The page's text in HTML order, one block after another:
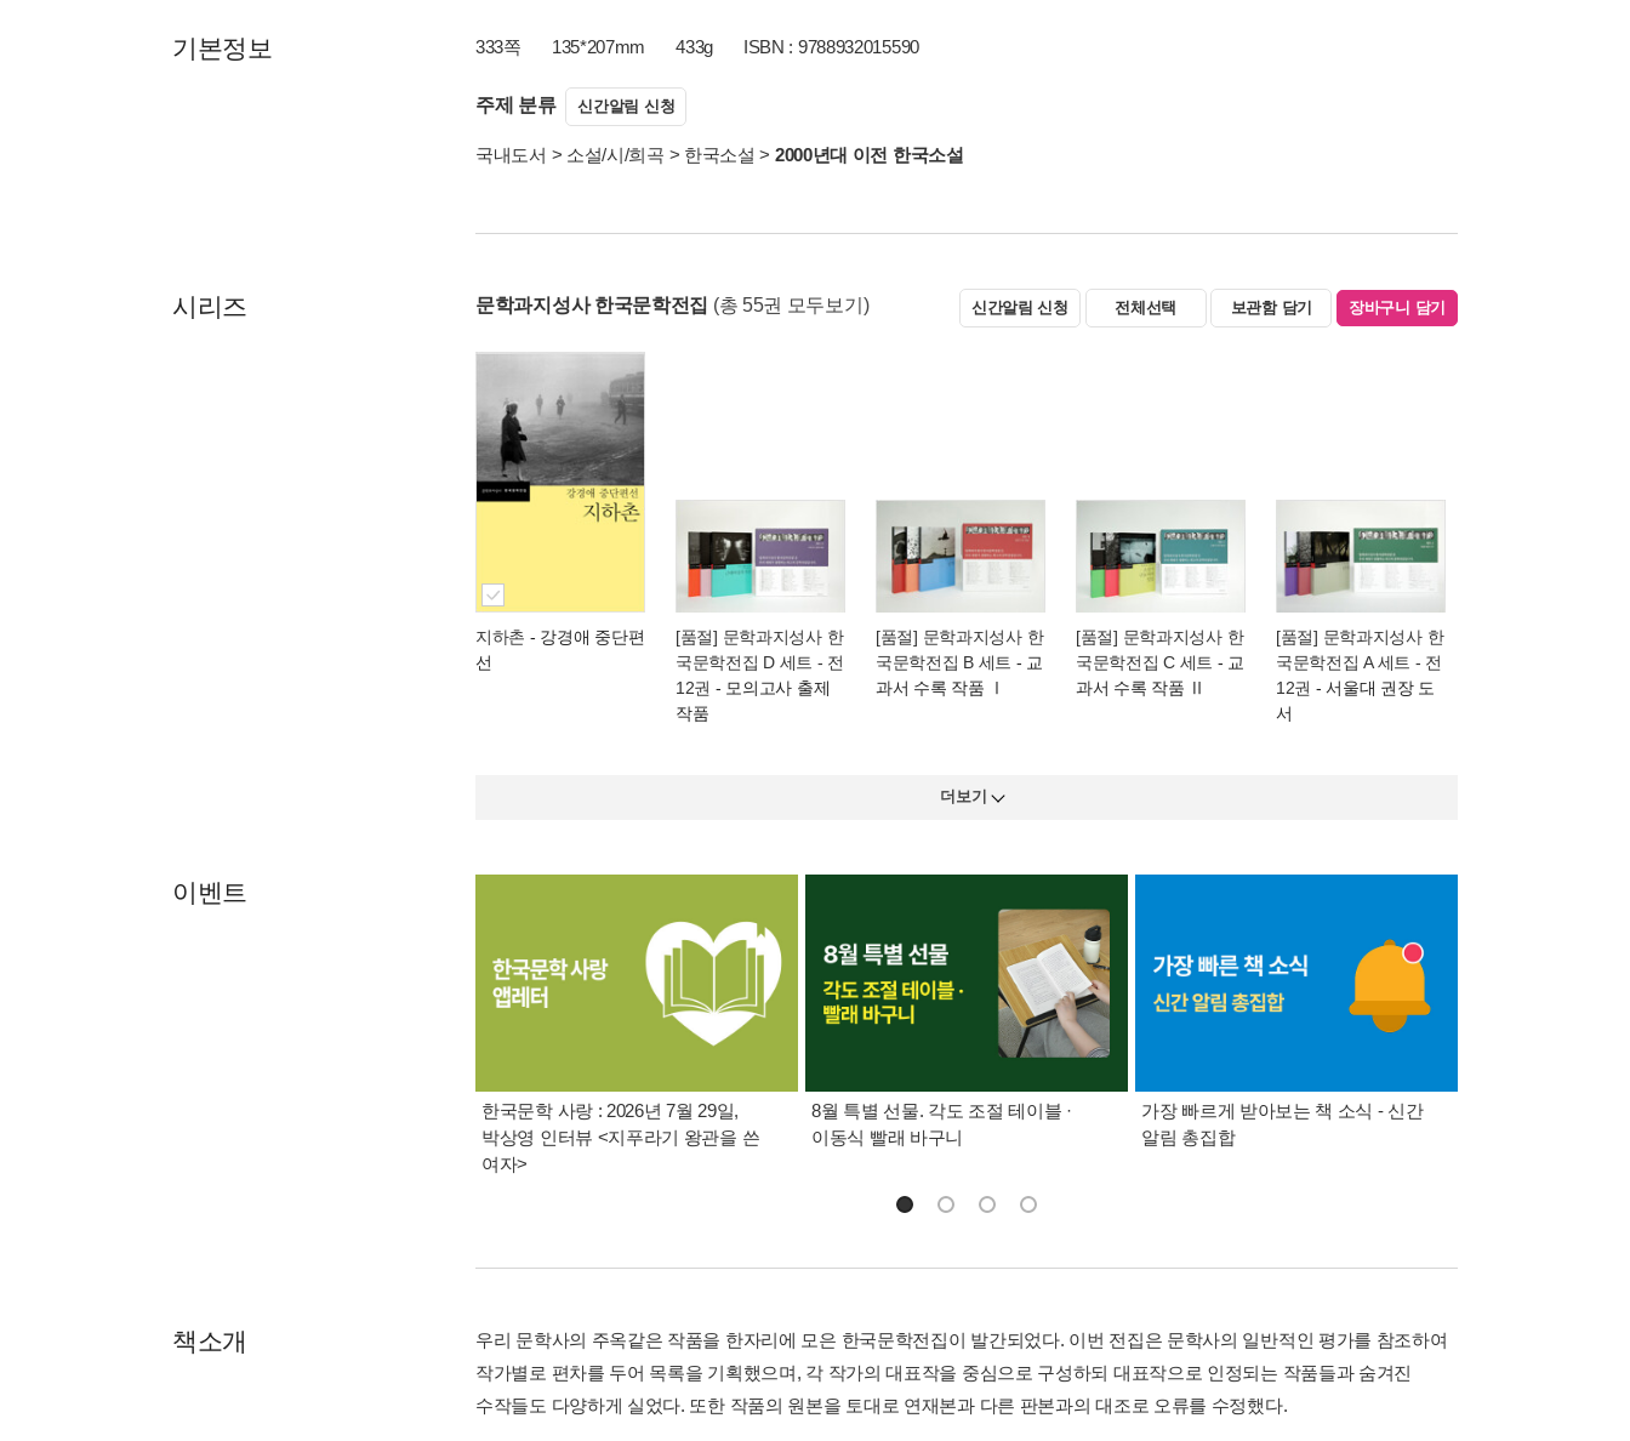
기본정보 333쪽 135*207mm 433g ISBN : 9788932015590
주제 분류 신간알림 신청
국내도서 > 소설/시/희곡 > 한국소설 > 2000년대 이전 한국소설
시리즈 문학과지성사 한국문학전집 (총 55권 모두보기) 신간알림 신청 전체선택 보관함 담기 장바구니 담기
지하촌 - 강경애 중단편
선
[품절] 문학과지성사 한
국문학전집 D 세트 - 전
12권 - 모의고사 출제
작품
[품절] 문학과지성사 한
국문학전집 B 세트 - 교
과서 수록 작품 Ⅰ
[품절] 문학과지성사 한
국문학전집 C 세트 - 교
과서 수록 작품 Ⅱ
[품절] 문학과지성사 한
국문학전집 A 세트 - 전
12권 - 서울대 권장 도
서
더보기
이벤트
한국문학 사랑 : 2026년 7월 29일,
박상영 인터뷰 <지푸라기 왕관을 쓴
여자>
8월 특별 선물. 각도 조절 테이블 ·
이동식 빨래 바구니
가장 빠르게 받아보는 책 소식 - 신간
알림 총집합
책소개
우리 문학사의 주옥같은 작품을 한자리에 모은 한국문학전집이 발간되었다. 이번 전집은 문학사의 일반적인 평가를 참조하여
작가별로 편차를 두어 목록을 기획했으며, 각 작가의 대표작을 중심으로 구성하되 대표작으로 인정되는 작품들과 숨겨진
수작들도 다양하게 실었다. 또한 작품의 원본을 토대로 연재본과 다른 판본과의 대조로 오류를 수정했다.